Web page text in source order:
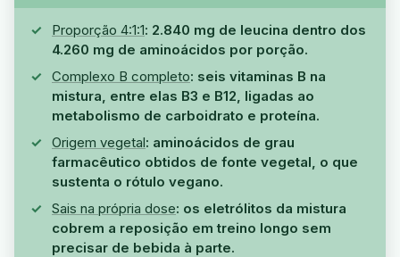
Proporção 4:1:1: 2.840 mg de leucina dentro dos
4.260 mg de aminoácidos por porção.
Complexo B completo: seis vitaminas B na
mistura, entre elas B3 e B12, ligadas ao
metabolismo de carboidrato e proteína.
Origem vegetal: aminoácidos de grau
farmacêutico obtidos de fonte vegetal, o que
sustenta o rótulo vegano.
Sais na própria dose: os eletrólitos da mistura
cobrem a reposição em treino longo sem
precisar de bebida à parte.